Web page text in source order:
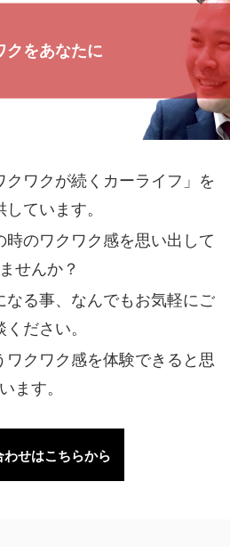
クをあなたに
ワクが続くカーライフ」を
しています。
のワクワク感を思い出して
せんか？
なる事、なんでもお気軽にご
ください。
ワクワク感を体験できると思
います。
わせはこちらから